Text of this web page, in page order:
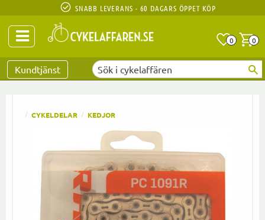
SNABB LEVERANS - 60 DAGARS ÖPPET KÖP
0 0
Kundtjänst
CYKELDELAR KEDJOR